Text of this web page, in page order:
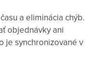
a eliminácia chýb.
objednávky ani
je synchronizované v